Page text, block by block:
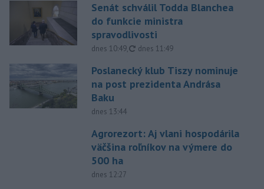
Senát schválil Todda Blanchea
do funkcie ministra
spravodlivosti
dnes 10:49, aktualizované
dnes 11:49
Poslanecký klub Tiszy nominuje
na post prezidenta Andrása
Baku
dnes 13:44
Agrorezort: Aj vlani hospodárila
väčšina roľníkov na výmere do
500 ha
dnes 12:27